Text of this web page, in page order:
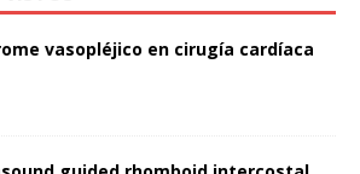
vasopléjico en cirugía cardíaca